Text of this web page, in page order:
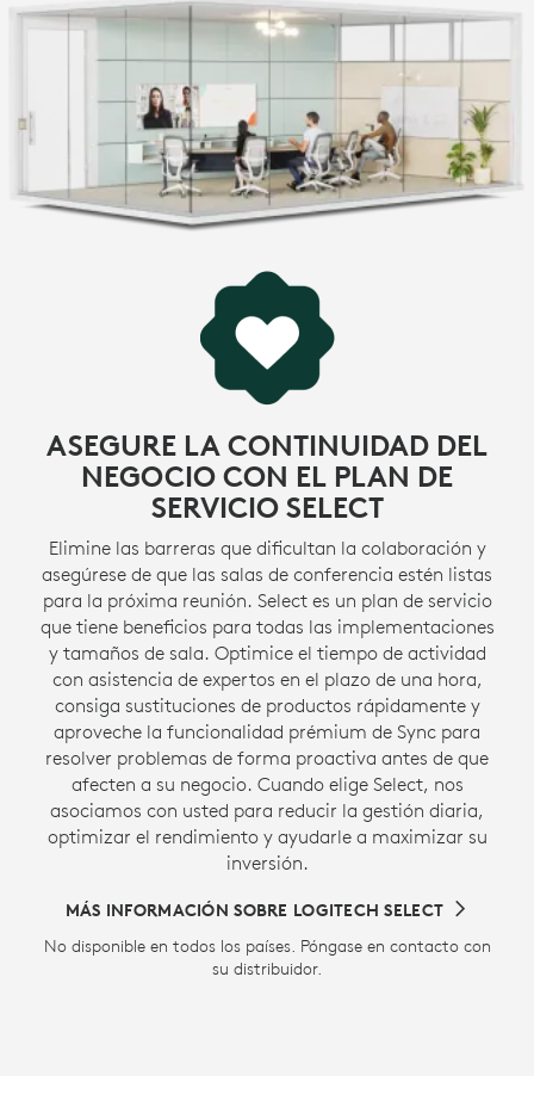
ASEGURE LA CONTINUIDAD DEL
NEGOCIO CON EL PLAN DE
SERVICIO SELECT
Elimine las barreras que dificultan la colaboración y
asegúrese de que las salas de conferencia estén listas
para la próxima reunión. Select es un plan de servicio
que tiene beneficios para todas las implementaciones
y tamaños de sala. Optimice el tiempo de actividad
con asistencia de expertos en el plazo de una hora,
consiga sustituciones de productos rápidamente y
aproveche la funcionalidad prémium de Sync para
resolver problemas de forma proactiva antes de que
afecten a su negocio. Cuando elige Select, nos
asociamos con usted para reducir la gestión diaria,
optimizar el rendimiento y ayudarle a maximizar su
inversión.
MÁS INFORMACIÓN SOBRE LOGITECH SELECT
No disponible en todos los países. Póngase en contacto con
su distribuidor.